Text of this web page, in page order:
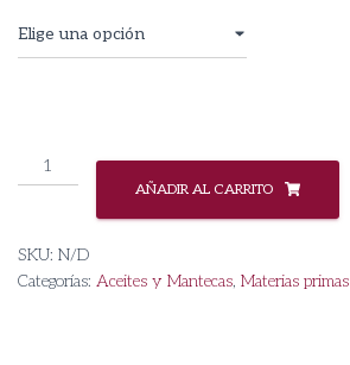
Manteca
de
cantidad
AÑADIR AL CARRITO
SKU: N/D
Categorías: Aceites y Mantecas, Materias primas